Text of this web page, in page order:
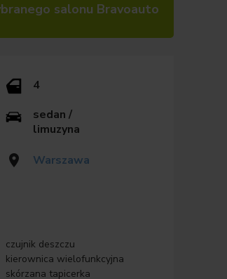
salonu Bravoauto
4
sedan /
limuzyna
Warszawa
czujnik deszczu
kierownica wielofunkcyjna
skórzana tapicerka